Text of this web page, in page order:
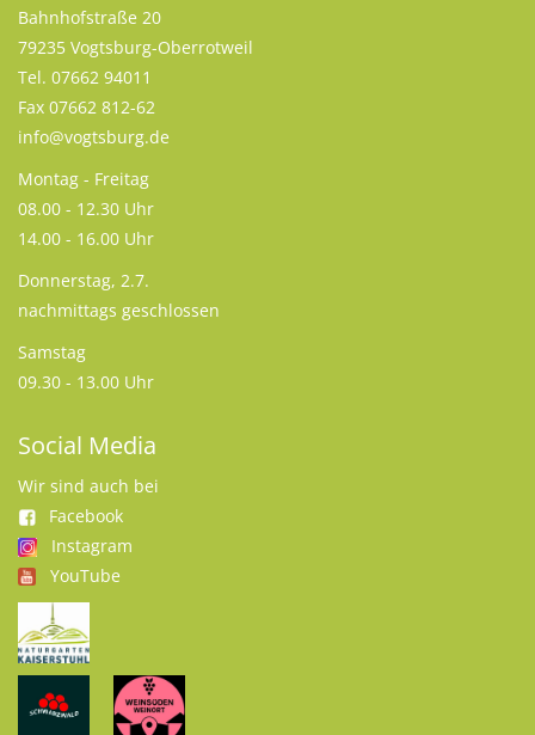
Bahnhofstraße 20
79235 Vogtsburg-Oberrotweil
Tel. 07662 94011
Fax 07662 812-62
info@vogtsburg.de
Montag - Freitag
08.00 - 12.30 Uhr
14.00 - 16.00 Uhr
Donnerstag, 2.7.
nachmittags geschlossen
Samstag
09.30 - 13.00 Uhr
Social Media
Wir sind auch bei
Facebook
Instagram
YouTube